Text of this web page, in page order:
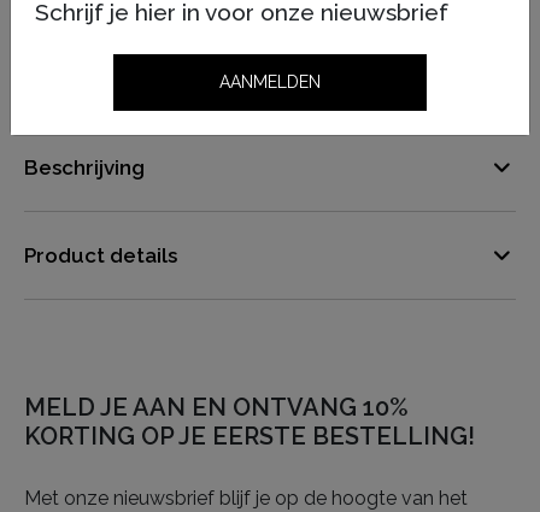
Dutch Design
Beschrijving
Product details
MELD JE AAN EN ONTVANG 10%
KORTING OP JE EERSTE BESTELLING!
Met onze nieuwsbrief blijf je op de hoogte van het
Schrijf je hier in voor onze nieuwsbrief
AANMELDEN